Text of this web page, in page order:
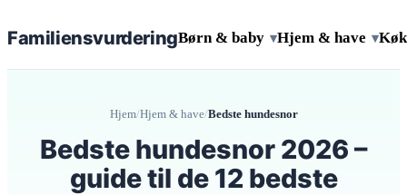
FamiliensvurderingBørn & baby ▾Hjem & have ▾
Hjem/Hjem & have/Bedste hundesnor
Bedste hundesnor 2026 –
guide til de 12 bedste